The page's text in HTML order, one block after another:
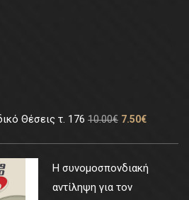
Θέσεις τ. 176 10.00€ 7.50€
Η συνομοσπονδιακή
αντίληψη για τον